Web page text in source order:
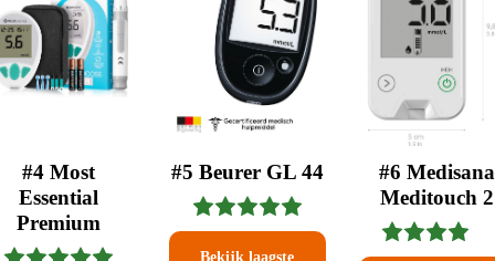
#4 Most
Essential
Premium
#5 Beurer GL 44
Bekijk laagste
#6 Medisana
Meditouch 2